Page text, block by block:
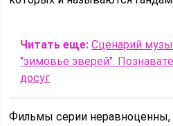
Читать еще: Сценарий
"зимовье зверей".
досуг
Фильмы серии неравноценны,